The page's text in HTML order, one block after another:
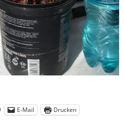
E-Mail Drucken